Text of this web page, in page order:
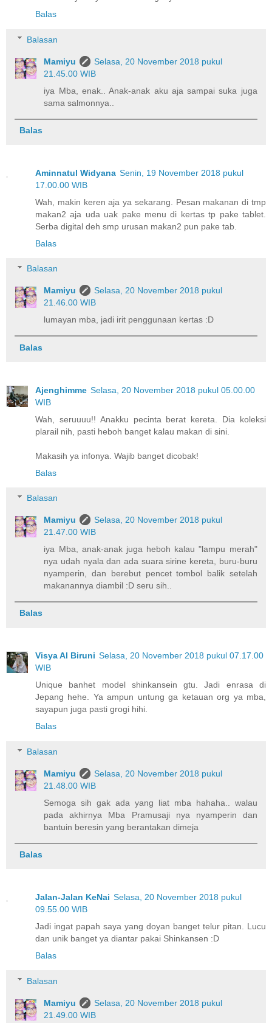
Balas
Balasan
Mamiyu
Selasa, 20 November 2018 pukul
21.45.00 WIB
iya Mba, enak.. Anak-anak aku aja sampai suka juga
sama salmonnya..
Balas
Aminnatul Widyana Senin, 19 November 2018 pukul
17.00.00 WIB
Wah, makin keren aja ya sekarang. Pesan makanan di tmp
makan2 aja uda uak pake menu di kertas tp pake tablet.
Serba digital deh smp urusan makan2 pun pake tab.
Balas
Balasan
Mamiyu
Selasa, 20 November 2018 pukul
21.46.00 WIB
lumayan mba, jadi irit penggunaan kertas :D
Balas
Ajenghimme Selasa, 20 November 2018 pukul 05.00.00
WIB
Wah, seruuuu!! Anakku pecinta berat kereta. Dia koleksi
plarail nih, pasti heboh banget kalau makan di sini.
Makasih ya infonya. Wajib banget dicobak!
Balas
Balasan
Mamiyu
Selasa, 20 November 2018 pukul
21.47.00 WIB
iya Mba, anak-anak juga heboh kalau "lampu merah"
nya udah nyala dan ada suara sirine kereta, buru-buru
nyamperin, dan berebut pencet tombol balik setelah
makanannya diambil :D seru sih..
Balas
Visya Al Biruni Selasa, 20 November 2018 pukul 07.17.00
WIB
Unique banhet model shinkansein gtu. Jadi enrasa di
Jepang hehe. Ya ampun untung ga ketauan org ya mba,
sayapun juga pasti grogi hihi.
Balas
Balasan
Mamiyu
Selasa, 20 November 2018 pukul
21.48.00 WIB
Semoga sih gak ada yang liat mba hahaha.. walau
pada akhirnya Mba Pramusaji nya nyamperin dan
bantuin beresin yang berantakan dimeja
Balas
Jalan-Jalan KeNai Selasa, 20 November 2018 pukul
09.55.00 WIB
Jadi ingat papah saya yang doyan banget telur pitan. Lucu
dan unik banget ya diantar pakai Shinkansen :D
Balas
Balasan
Mamiyu
Selasa, 20 November 2018 pukul
21.49.00 WIB